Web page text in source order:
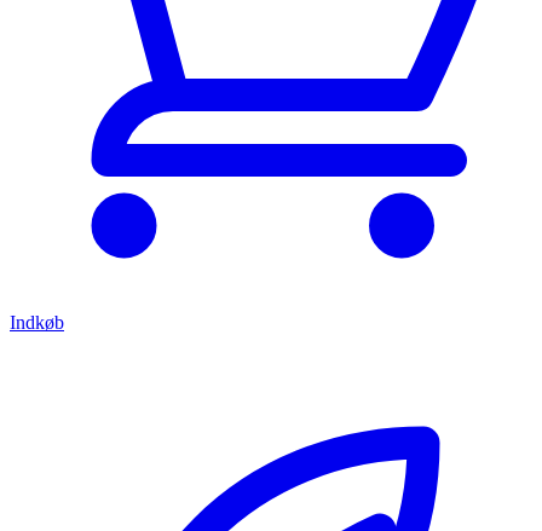
Indkøb